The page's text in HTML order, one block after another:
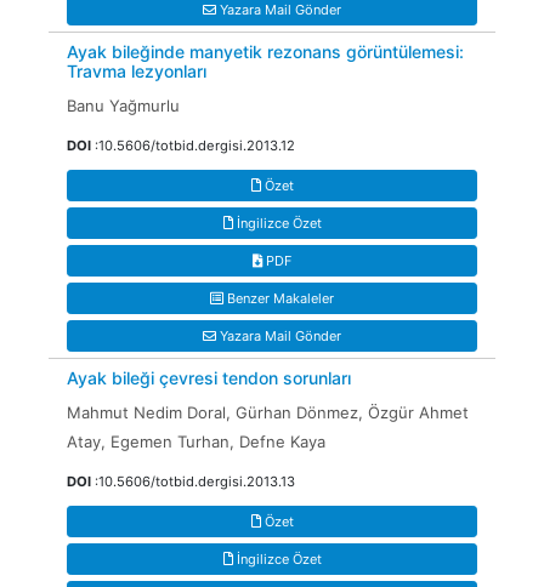
Yazara Mail Gönder
Ayak bileğinde manyetik rezonans görüntülemesi:
Travma lezyonları
Banu Yağmurlu
DOI :10.5606/totbid.dergisi.2013.12
Özet
İngilizce Özet
PDF
Benzer Makaleler
Yazara Mail Gönder
Ayak bileği çevresi tendon sorunları
Mahmut Nedim Doral, Gürhan Dönmez, Özgür Ahmet
Atay, Egemen Turhan, Defne Kaya
DOI :10.5606/totbid.dergisi.2013.13
Özet
İngilizce Özet